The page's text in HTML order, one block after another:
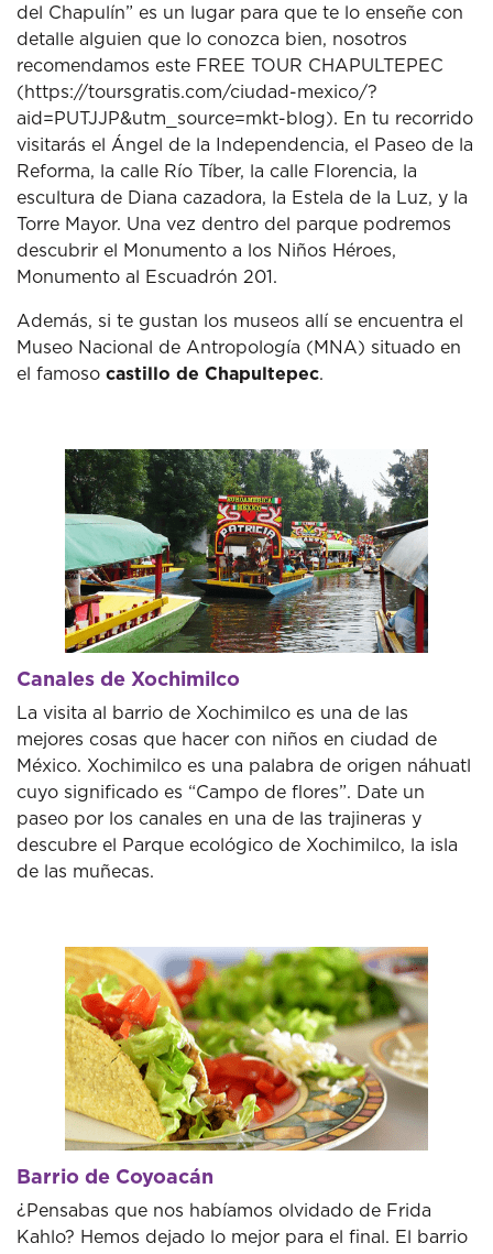
del Chapulín” es un lugar para que te lo enseñe con
detalle alguien que lo conozca bien, nosotros
recomendamos este FREE TOUR CHAPULTEPEC
(https://toursgratis.com/ciudad-mexico/?
aid=PUTJJP&utm_source=mkt-blog). En tu recorrido
visitarás el Ángel de la Independencia, el Paseo de la
Reforma, la calle Río Tíber, la calle Florencia, la
escultura de Diana cazadora, la Estela de la Luz, y la
Torre Mayor. Una vez dentro del parque podremos
descubrir el Monumento a los Niños Héroes,
Monumento al Escuadrón 201.
Además, si te gustan los museos allí se encuentra el
Museo Nacional de Antropología (MNA) situado en
el famoso castillo de Chapultepec.
Canales de Xochimilco
La visita al barrio de Xochimilco es una de las
mejores cosas que hacer con niños en ciudad de
México. Xochimilco es una palabra de origen náhuatl
cuyo significado es “Campo de flores”. Date un
paseo por los canales en una de las trajineras y
descubre el Parque ecológico de Xochimilco, la isla
de las muñecas.
Barrio de Coyoacán
¿Pensabas que nos habíamos olvidado de Frida
Kahlo? Hemos dejado lo mejor para el final. El barrio